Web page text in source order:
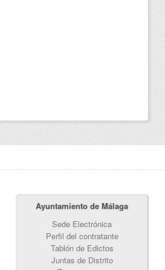
Ayuntamiento de Málaga
Sede Electrónica
Perfil del contratante
Tablón de Edictos
Juntas de Distrito